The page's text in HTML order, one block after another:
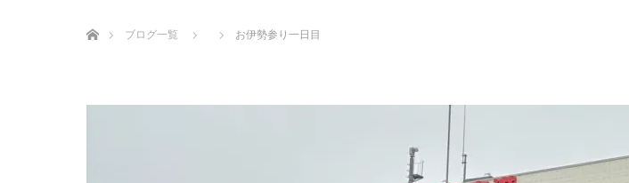
ブログ一覧
お伊勢参り一日目